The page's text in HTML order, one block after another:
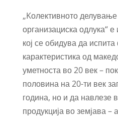
„Kолективното
организациска одлука“
кој се обидува да
карактеристика од
уметноста во 20 век –
половина на 20-ти век
година, но и да навлезе
продукција во земјава –